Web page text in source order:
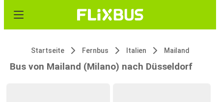
Startseite Fernbus Italien Mailand
Bus von Mailand (Milano) nach Düsseldorf